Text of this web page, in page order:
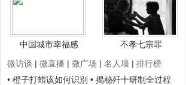
中国城市幸福感
不孝七宗罪
微访谈 | 微直播 | 微广场 | 名人墙 | 排行榜
• 橙子打蜡该如何识别 • 揭秘歼十研制全过程